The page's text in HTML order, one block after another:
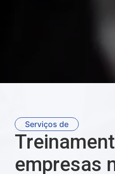
Serviços de
empresas